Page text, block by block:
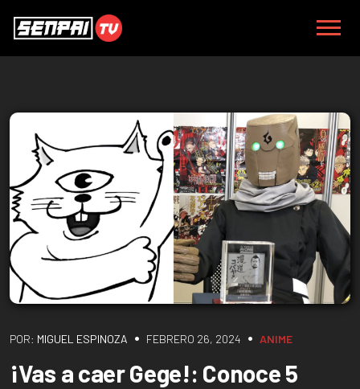
POR: MIGUEL ESPINOZA • FEBRERO 26, 2024 • ANIME
¡Vas a caer Gege!: Conoce 5